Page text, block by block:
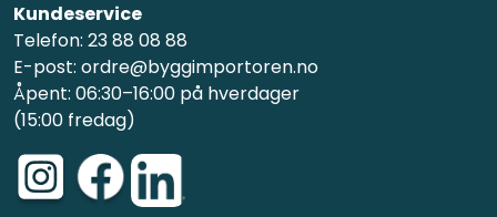
Kundeservice
Telefon: 23 88 08 88
E-post: ordre@byggimportoren.no
Åpent: 06:30–16:00 på hverdager
(15:00 fredag)